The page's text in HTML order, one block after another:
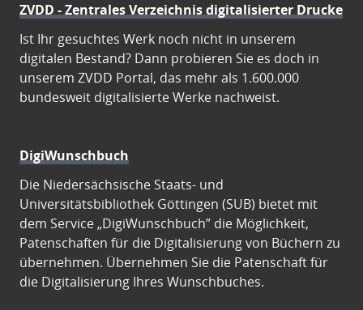
ZVDD - Zentrales Verzeichnis digitalisierter Drucke
Ist Ihr gesuchtes Werk noch nicht in unserem
digitalen Bestand? Dann probieren Sie es doch in
unserem ZVDD Portal, das mehr als 1.600.000
bundesweit digitalisierte Werke nachweist.
DigiWunschbuch
Die Niedersächsische Staats- und
Universitätsbibliothek Göttingen (SUB) bietet mit
dem Service „DigiWunschbuch” die Möglichkeit,
Patenschaften für die Digitalisierung von Büchern zu
übernehmen. Übernehmen Sie die Patenschaft für
die Digitalisierung Ihres Wunschbuches.